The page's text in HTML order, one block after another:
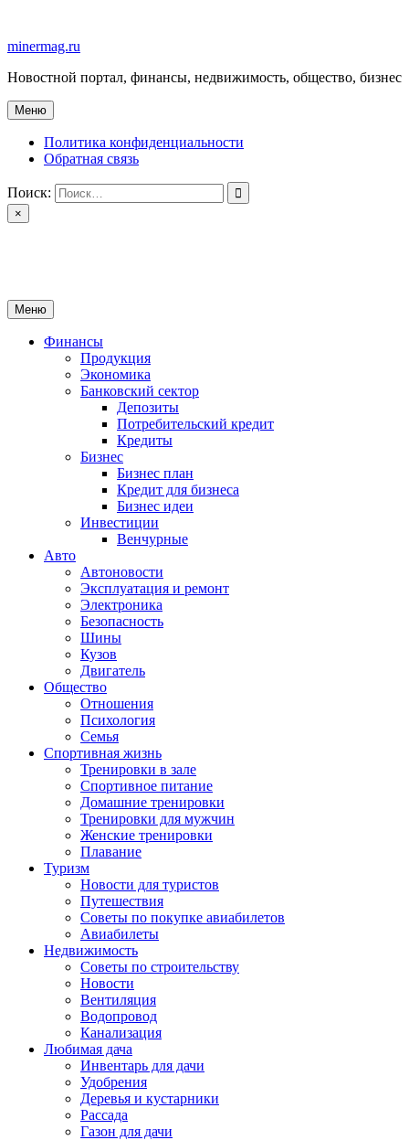
содержимому
minermag.ru
Новостной портал, финансы, недвижимость, общество, бизнес
Меню
Политика конфиденциальности
Обратная связь
Поиск:
×
Меню
Финансы
Продукция
Экономика
Банковский сектор
Депозиты
Потребительский кредит
Кредиты
Бизнес
Бизнес план
Кредит для бизнеса
Бизнес идеи
Инвестиции
Венчурные
Авто
Автоновости
Эксплуатация и ремонт
Электроника
Безопасность
Шины
Кузов
Двигатель
Общество
Отношения
Психология
Семья
Спортивная жизнь
Тренировки в зале
Спортивное питание
Домашние тренировки
Тренировки для мужчин
Женские тренировки
Плавание
Туризм
Новости для туристов
Путешествия
Советы по покупке авиабилетов
Авиабилеты
Недвижимость
Советы по строительству
Новости
Вентиляция
Водопровод
Канализация
Любимая дача
Инвентарь для дачи
Удобрения
Деревья и кустарники
Рассада
Газон для дачи